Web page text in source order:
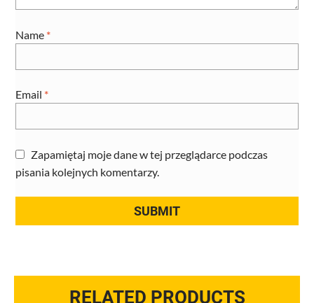
Name *
Email *
Zapamiętaj moje dane w tej przeglądarce podczas
pisania kolejnych komentarzy.
RELATED PRODUCTS